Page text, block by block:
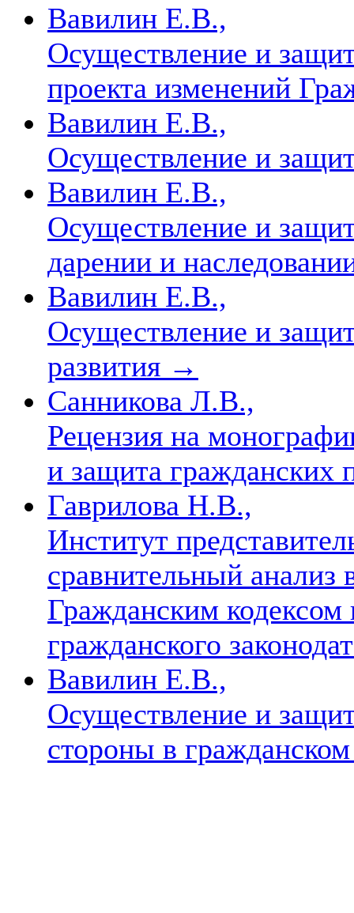
Вавилин Е.В.,
Осуществление и
проекта изменений
Вавилин Е.В.,
Осуществление и
Вавилин Е.В.,
Осуществление и
дарении и
Вавилин Е.В.,
Осуществление и
развития →
Санникова Л.В.,
Рецензия на
и защита
Гаврилова Н.В.,
Институт
сравнительный анализ
Гражданским кодексом
гражданского
Вавилин Е.В.,
Осуществление и
стороны в